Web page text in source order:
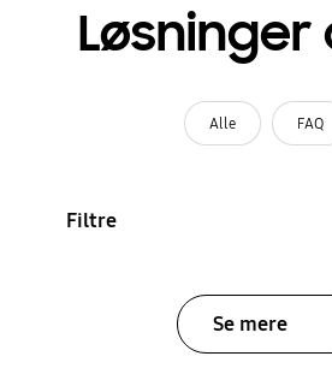
Løsninger
Alle FAQ
Filtre
Se mere